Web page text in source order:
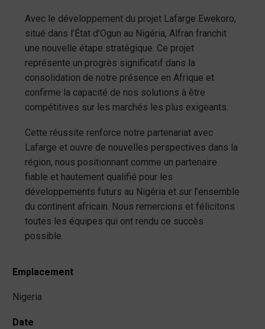
Avec le développement du projet Lafarge Ewekoro,
situé dans l’État d’Ogun au Nigéria, Alfran franchit
une nouvelle étape stratégique. Ce projet
représente un progrès significatif dans la
consolidation de notre présence en Afrique et
confirme la capacité de nos solutions à être
compétitives sur les marchés les plus exigeants.
Cette réussite renforce notre partenariat avec
Lafarge et ouvre de nouvelles perspectives dans la
région, nous positionnant comme un partenaire
fiable et hautement qualifié pour les
développements futurs au Nigéria et sur l’ensemble
du continent africain. Nous remercions et félicitons
toutes les équipes qui ont rendu ce succès
possible.
Emplacement
Nigeria
Date